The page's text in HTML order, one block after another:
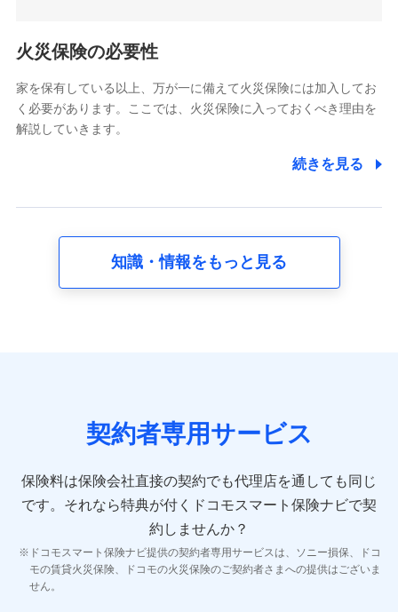
電話対応の品質向上およびお問合せ内容の正確な把握のため
6.採用応募者の個人情報
採用選考および入社手続を実施するため
8.取引先個人情報
取引先としての選定業務、営業情報の提供業務、契約締結手
10.受託業務の 個人情報
11.マイカー通勤管理クラウド並びに法人向けASPサー
ビスに関してのお問い合わせ情報
各種お問い合わせに対応するため
当社のサービスに関する情報提供や、皆様に有用なお知らせ
をお送りするため
火災保険の必要性
家を保有している以上、万が一に備えて火災保険には加入してお
く必要があります。ここでは、火災保険に入っておくべき理由を
解説していきます。
続きを見る
知識・情報をもっと見る
契約者専用サービス
保険料は保険会社直接の契約でも代理店を通しても同じ
です。 それなら特典が付くドコモスマート保険ナビで契
約しませんか？
ドコモスマート保険ナビ提供の契約者専用サービスは、ソニー損保、ドコ
モの賃貸火災保険、ドコモの火災保険のご契約者さまへの提供はございま
せん。